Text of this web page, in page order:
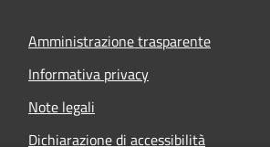
Amministrazione trasparente
Informativa privacy
Note legali
Dichiarazione di accessibilità